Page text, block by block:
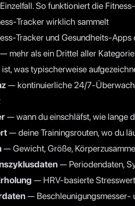
So funktioniert die
Tracker wirklich sammelt
Tracker und Gesundheits-
— mehr als ein Drittel aller
was typischerweise
— kontinuierliche 24/7-
— wann du einschläfst, wie lange
— deine Trainingsrouten, wo du
— Gewicht, Größe,
— Periodendaten,
— HRV-basierte
— Beschleunigungsmesser-